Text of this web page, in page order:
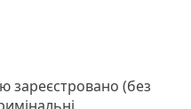
зареєстровано (без